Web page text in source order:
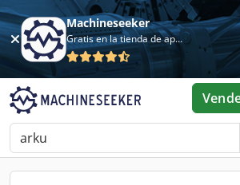
Machineseeker
Gratis en la tienda de aplicaciones